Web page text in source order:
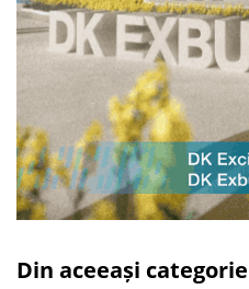
Din aceeași categorie